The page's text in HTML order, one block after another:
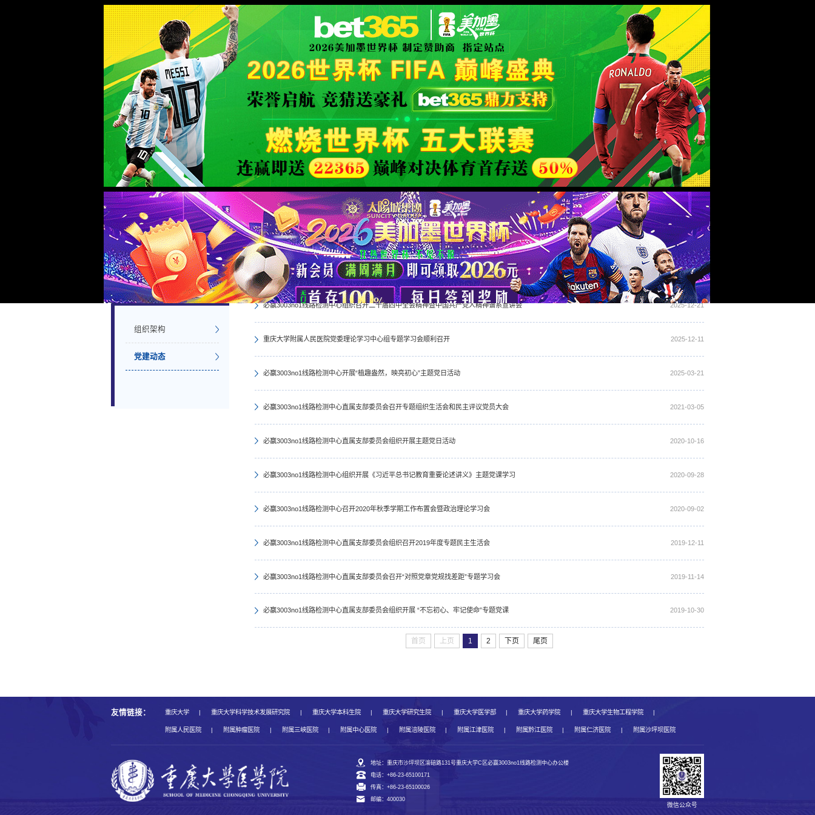
必赢3003no1线路检测中心 访问旧站
首页 学院概况 新闻公告 必赢3003no1线路检测中心 招生就业 党建之窗 人才招聘
党建之窗
组织架构
党建动态
党建动态 当前位置： 首页>>党建之窗>>党建动态
必赢3003no1线路检测中心组织召开二十届四中全会精神暨中国共产党人精神谱系宣讲会 2025-12-21
重庆大学附属人民医院党委理论学习中心组专题学习会顺利召开 2025-12-11
必赢3003no1线路检测中心开展“植趣盎然，映亮初心”主题党日活动 2025-03-21
必赢3003no1线路检测中心直属支部委员会召开专题组织生活会和民主评议党员大会 2021-03-05
必赢3003no1线路检测中心直属支部委员会组织开展主题党日活动 2020-10-16
必赢3003no1线路检测中心组织开展《习近平总书记教育重要论述讲义》主题党课学习 2020-09-28
必赢3003no1线路检测中心召开2020年秋季学期工作布置会暨政治理论学习会 2020-09-02
必赢3003no1线路检测中心直属支部委员会组织召开2019年度专题民主生活会 2019-12-11
必赢3003no1线路检测中心直属支部委员会召开“对照党章党规找差距”专题学习会 2019-11-14
必赢3003no1线路检测中心直属支部委员会组织开展 “不忘初心、牢记使命”专题党课 2019-10-30
首页 上页 1 2 下页 尾页
友情链接： 重庆大学 | 重庆大学科学技术发展研究院 | 重庆大学本科生院 | 重庆大学研究生院 | 重庆大学医学部 | 重庆大学药学院 | 重庆大学生物工程学院 |
附属人民医院 | 附属肿瘤医院 | 附属三峡医院 | 附属中心医院 | 附属涪陵医院 | 附属江津医院 | 附属黔江医院 | 附属仁济医院 | 附属沙坪坝医院
地址：重庆市沙坪坝区渝碚路131号重庆大学C区必赢3003no1线路检测中心办公楼
电话：+86-23-65100171
传真：+86-23-65100026
邮编：400030
微信公众号